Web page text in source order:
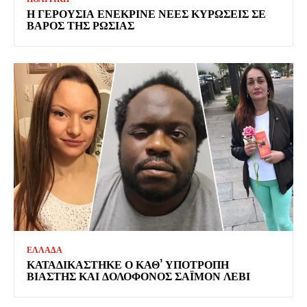
Η ΓΕΡΟΥΣΙΑ ΕΝΕΚΡΙΝΕ ΝΕΕΣ ΚΥΡΩΣΕΙΣ ΣΕ
ΒΑΡΟΣ ΤΗΣ ΡΩΣΙΑΣ
ΕΛΛΑΔΑ
ΚΑΤΑΔΙΚΑΣΤΗΚΕ Ο ΚΑΘ’ ΥΠΟΤΡΟΠΗ
ΒΙΑΣΤΗΣ ΚΑΙ ΔΟΛΟΦΟΝΟΣ ΣΑΪΜΟΝ ΛΕΒΙ